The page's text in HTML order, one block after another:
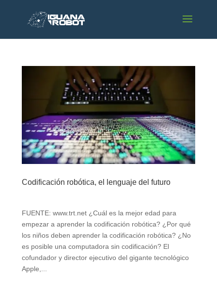
Codificación robótica, el lenguaje del futuro
FUENTE: www.trt.net ¿Cuál es la mejor edad para
empezar a aprender la codificación robótica? ¿Por qué
los niños deben aprender la codificación robótica? ¿No
es posible una computadora sin codificación? El
cofundador y director ejecutivo del gigante tecnológico
Apple,...